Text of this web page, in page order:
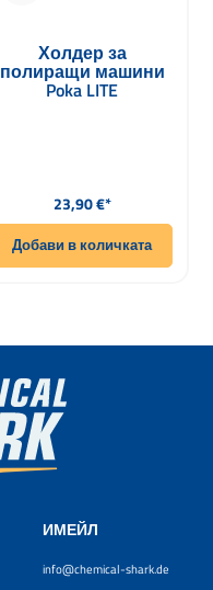
Холдер за
полиращи машини
Poka LITE
Редовна цена:
23,90 €*
Добави в количката
ИМЕЙЛ
info@chemical-shark.de